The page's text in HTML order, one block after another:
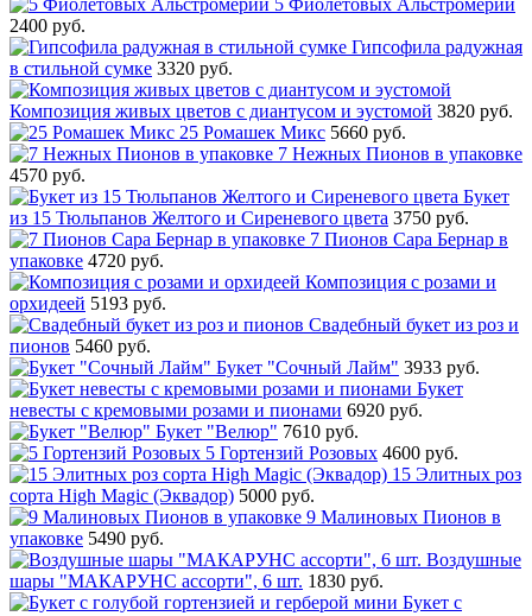
2400 руб.
Гипсофила радужная
в стильной сумке 3320 руб.
Композиция живых цветов с диантусом и эустомой 3820 руб.
25 Ромашек Микс 5660 руб.
7 Нежных Пионов в упаковке
4570 руб.
Букет
из 15 Тюльпанов Желтого и Сиреневого цвета 3750 руб.
7 Пионов Сара Бернар в
упаковке 4720 руб.
Композиция с розами и
орхидеей 5193 руб.
Свадебный букет из роз и
пионов 5460 руб.
Букет "Сочный Лайм" 3933 руб.
Букет
невесты с кремовыми розами и пионами 6920 руб.
Букет "Велюр" 7610 руб.
5 Гортензий Розовых 4600 руб.
15 Элитных роз
сорта High Magic (Эквадор) 5000 руб.
9 Малиновых Пионов в
упаковке 5490 руб.
Воздушные
шары "МАКАРУНС ассорти", 6 шт. 1830 руб.
Букет с